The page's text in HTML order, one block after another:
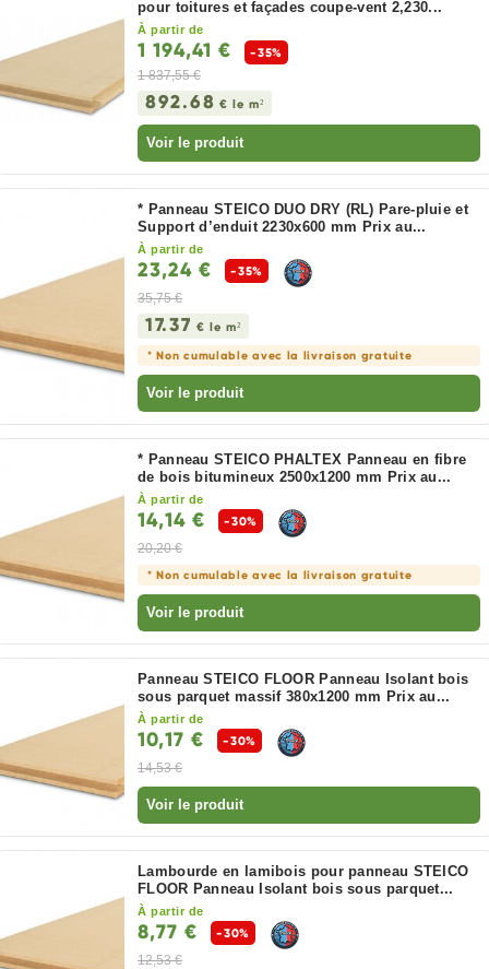
pour toitures et façades coupe-vent 2,230...
À partir de
1 194,41 €
-35%
1 837,55 €
892.68 € le m²
Voir le produit
* Panneau STEICO DUO DRY (RL) Pare-pluie et
Support d’enduit 2230x600 mm Prix au...
À partir de
23,24 €
-35%
35,75 €
17.37 € le m²
* Non cumulable avec la livraison gratuite
Voir le produit
* Panneau STEICO PHALTEX Panneau en fibre
de bois bitumineux 2500x1200 mm Prix au...
À partir de
14,14 €
-30%
20,20 €
* Non cumulable avec la livraison gratuite
Voir le produit
Panneau STEICO FLOOR Panneau Isolant bois
sous parquet massif 380x1200 mm Prix au...
À partir de
10,17 €
-30%
14,53 €
Voir le produit
Lambourde en lamibois pour panneau STEICO
FLOOR Panneau Isolant bois sous parquet...
À partir de
8,77 €
-30%
12,53 €